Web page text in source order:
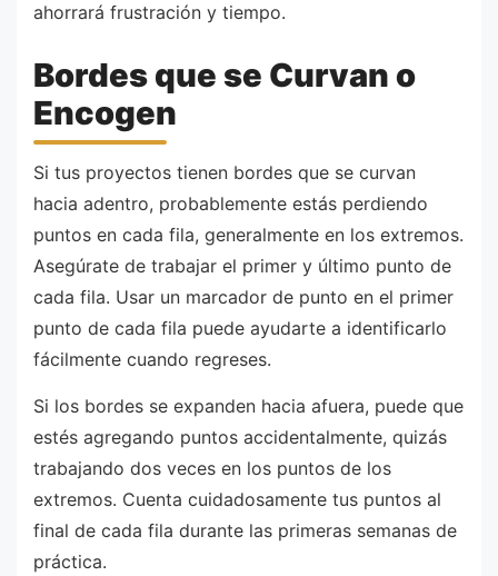
ahorrará frustración y tiempo.
Bordes que se Curvan o
Encogen
Si tus proyectos tienen bordes que se curvan
hacia adentro, probablemente estás perdiendo
puntos en cada fila, generalmente en los extremos.
Asegúrate de trabajar el primer y último punto de
cada fila. Usar un marcador de punto en el primer
punto de cada fila puede ayudarte a identificarlo
fácilmente cuando regreses.
Si los bordes se expanden hacia afuera, puede que
estés agregando puntos accidentalmente, quizás
trabajando dos veces en los puntos de los
extremos. Cuenta cuidadosamente tus puntos al
final de cada fila durante las primeras semanas de
práctica.